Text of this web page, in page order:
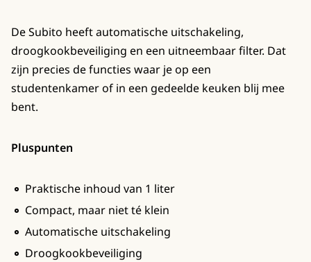
De Subito heeft automatische uitschakeling,
droogkookbeveiliging en een uitneembaar filter. Dat
zijn precies de functies waar je op een
studentenkamer of in een gedeelde keuken blij mee
bent.
Pluspunten
Praktische inhoud van 1 liter
Compact, maar niet té klein
Automatische uitschakeling
Droogkookbeveiliging